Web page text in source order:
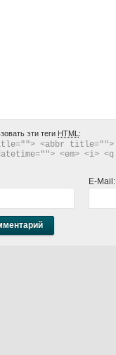
эти теги HTML :
<abbr title="">
<em> <i>
E-Mail: